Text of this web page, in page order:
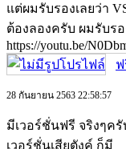
แต่ผมรับรองเลยว่า
ต้องลองครับ ผมรับรอ
https://youtu.be/
28 กันยายน 2563 22:58:57
มีเวอร์ชั่นฟรี จริงๆครั
เวอร์ชั่นเสียตังค์ ก็มี